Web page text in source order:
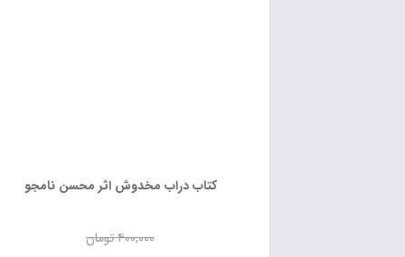
کتاب دراب مخدوش اثر محسن نامجو
تومان